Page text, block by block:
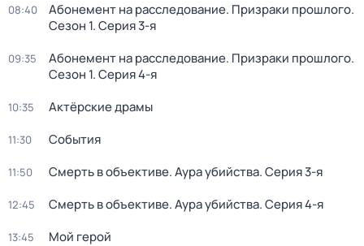
08:40 Абонемент на расследование. Призраки прошлого.
Сезон 1. Серия 3-я
09:35 Абонемент на расследование. Призраки прошлого.
Сезон 1. Серия 4-я
10:35 Актёрские драмы
11:30 События
11:50 Смерть в объективе. Аура убийства. Серия 3-я
12:45 Смерть в объективе. Аура убийства. Серия 4-я
13:45 Мой герой